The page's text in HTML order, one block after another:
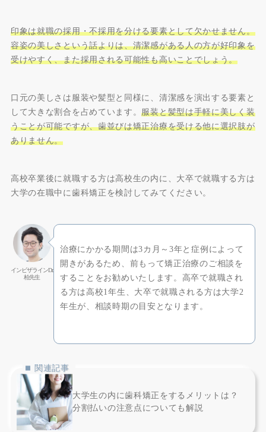
印象は就職の採用・不採用を分ける要素として欠かせません。
容姿の美しさという話よりは、清潔感がある人の方が好印象を
受けやすく、また採用される可能性も高いことでしょう。
口元の美しさは服装や髪型と同様に、清潔感を演出する要素と
して大きな割合を占めています。服装と髪型は手軽に美しく装
うことが可能ですが、歯並びは矯正治療を受ける他に選択肢が
ありません。
高校卒業後に就職する方は高校生の内に、大卒で就職する方は
大学の在職中に歯科矯正を検討してみてください。
インビザラインDr.
柏先生
治療にかかる期間は3カ月～3年と症例によって
開きがあるため、前もって矯正治療のご相談を
することをお勧めいたします。高卒で就職され
る方は高校1年生、大卒で就職される方は大学2
年生が、相談時期の目安となります。
関連記事
大学生の内に歯科矯正をするメリットは？
分割払いの注意点についても解説